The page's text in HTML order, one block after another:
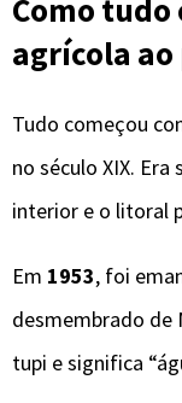
Como tudo
agrícola
Tudo começou
no século XIX.
interior e o litoral
Em 1953, foi
desmembrado de
tupi e significa